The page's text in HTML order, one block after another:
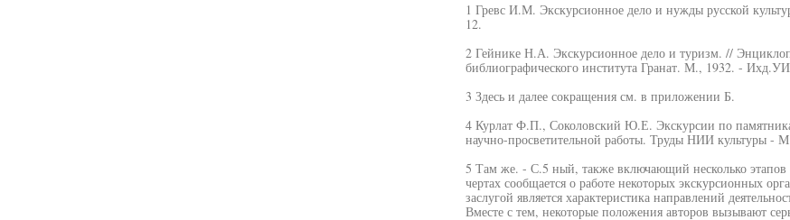
1 Гревс И.М. Экскурсионное дело и нужды русской
12.
2 Гейнике Н.А. Экскурсионное дело и туризм. //
библиографического института Гранат. М., 1932. -
3 Здесь и далее сокращения см. в приложении Б.
4 Курлат Ф.П., Соколовский Ю.Е. Экскурсии по
научно-просветительной работы. Труды НИИ культуры -
5 Там же. - С.5 ный, также включающий несколько
чертах сообщается о работе некоторых экскурсионных
заслугой является характеристика направлений
Вместе с тем, некоторые положения авторов вызывают